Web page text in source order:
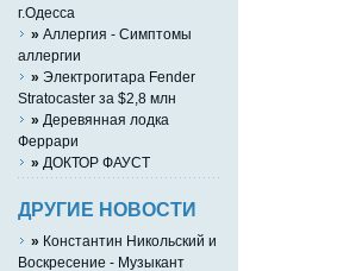
г.Одесса
» Аллергия - Симптомы
аллергии
» Электрогитара Fender
Stratocaster за $2,8 млн
» Деревянная лодка
Феррари
» ДОКТОР ФАУСТ
ДРУГИЕ НОВОСТИ
» Константин Никольский и
Воскресение - Музыкант